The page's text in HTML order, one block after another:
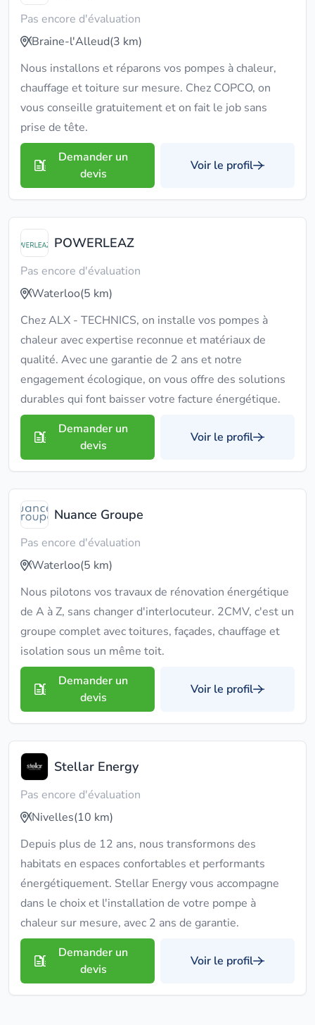
Pas encore d'évaluation
Braine-l'Alleud(3 km)
Nous installons et réparons vos pompes à chaleur,
chauffage et toiture sur mesure. Chez COPCO, on
vous conseille gratuitement et on fait le job sans
prise de tête.
Demander un
devis
Voir le profil
POWERLEAZ
Pas encore d'évaluation
Waterloo(5 km)
Chez ALX - TECHNICS, on installe vos pompes à
chaleur avec expertise reconnue et matériaux de
qualité. Avec une garantie de 2 ans et notre
engagement écologique, on vous offre des solutions
durables qui font baisser votre facture énergétique.
Demander un
devis
Voir le profil
Nuance Groupe
Pas encore d'évaluation
Waterloo(5 km)
Nous pilotons vos travaux de rénovation énergétique
de A à Z, sans changer d'interlocuteur. 2CMV, c'est un
groupe complet avec toitures, façades, chauffage et
isolation sous un même toit.
Demander un
devis
Voir le profil
Stellar Energy
Pas encore d'évaluation
Nivelles(10 km)
Depuis plus de 12 ans, nous transformons des
habitats en espaces confortables et performants
énergétiquement. Stellar Energy vous accompagne
dans le choix et l'installation de votre pompe à
chaleur sur mesure, avec 2 ans de garantie.
Demander un
devis
Voir le profil